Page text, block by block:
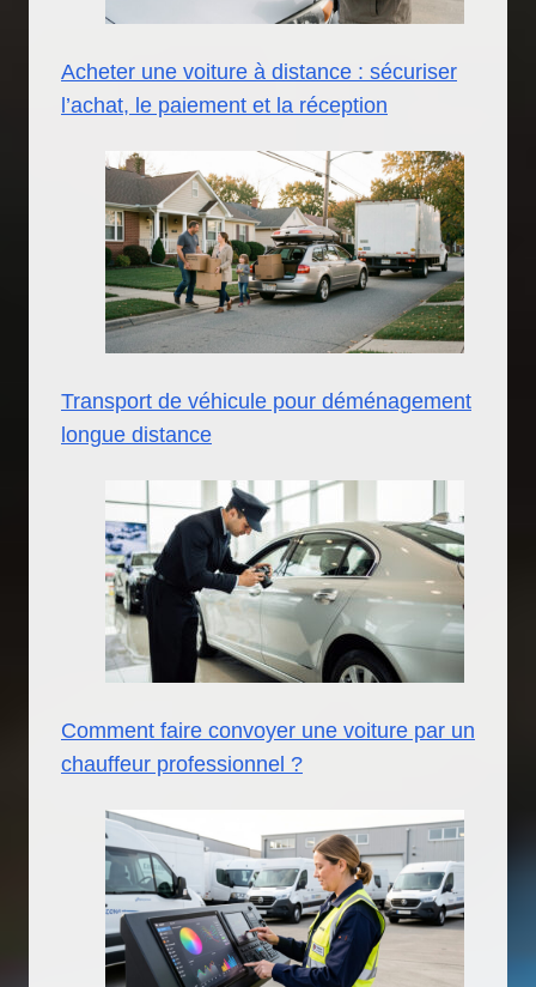
Acheter une voiture à distance : sécuriser
l’achat, le paiement et la réception
Transport de véhicule pour déménagement
longue distance
Comment faire convoyer une voiture par un
chauffeur professionnel ?